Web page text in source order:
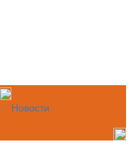
Новости